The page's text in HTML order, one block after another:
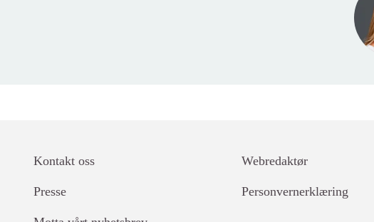
Lenker
Kontakt oss Webredaktør
Presse Personvernerklæring